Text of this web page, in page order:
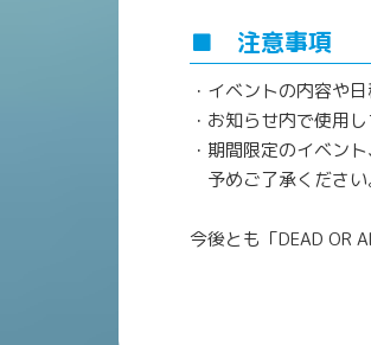
■ 注意事項
・イベントの内容や
・お知らせ内で使用
・期間限定のイベン
予めご了承ください
今後とも「DEAD OR